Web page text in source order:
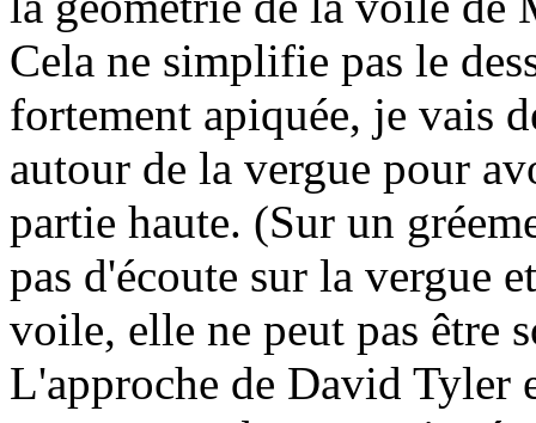
Cela ne simplifie pas le
fortement apiquée, je vais
autour de la vergue pour
partie haute. (Sur un
pas d'écoute sur la vergue
voile, elle ne peut pas être
L'approche de David Tyler